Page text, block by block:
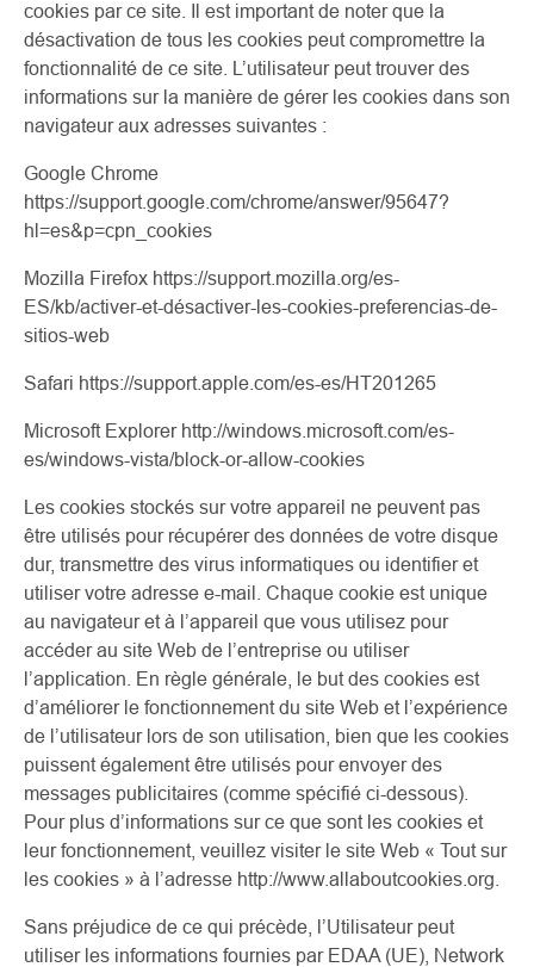
cookies par ce site. Il est important de noter que la
désactivation de tous les cookies peut compromettre la
fonctionnalité de ce site. L’utilisateur peut trouver des
informations sur la manière de gérer les cookies dans son
navigateur aux adresses suivantes :
Google Chrome
https://support.google.com/chrome/answer/95647?
hl=es&p=cpn_cookies
Mozilla Firefox https://support.mozilla.org/es-
ES/kb/activer-et-désactiver-les-cookies-preferencias-de-
sitios-web
Safari https://support.apple.com/es-es/HT201265
Microsoft Explorer http://windows.microsoft.com/es-
es/windows-vista/block-or-allow-cookies
Les cookies stockés sur votre appareil ne peuvent pas
être utilisés pour récupérer des données de votre disque
dur, transmettre des virus informatiques ou identifier et
utiliser votre adresse e-mail. Chaque cookie est unique
au navigateur et à l’appareil que vous utilisez pour
accéder au site Web de l’entreprise ou utiliser
l’application. En règle générale, le but des cookies est
d’améliorer le fonctionnement du site Web et l’expérience
de l’utilisateur lors de son utilisation, bien que les cookies
puissent également être utilisés pour envoyer des
messages publicitaires (comme spécifié ci-dessous).
Pour plus d’informations sur ce que sont les cookies et
leur fonctionnement, veuillez visiter le site Web « Tout sur
les cookies » à l’adresse http://www.allaboutcookies.org.
Sans préjudice de ce qui précède, l’Utilisateur peut
utiliser les informations fournies par EDAA (UE), Network